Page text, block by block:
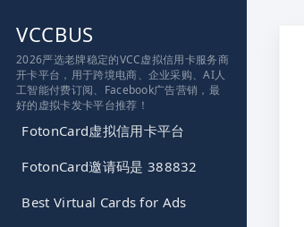
VCCBUS
2026严选老牌稳定的VCC虚拟信用卡服务商
开卡平台，用于跨境电商、企业采购、AI人
工智能付费订阅、Facebook广告营销，最
好的虚拟卡发卡平台推荐！
FotonCard虚拟信用卡平台
FotonCard邀请码是 388832
Best Virtual Cards for Ads